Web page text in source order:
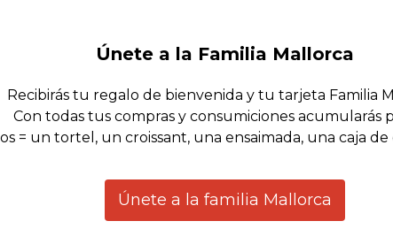
Únete a la Familia Mallorca
Recibirás tu regalo de bienvenida y tu tarjeta Familia
Con todas tus compras y consumiciones acumularás
= un tortel, un croissant, una ensaimada, una caja
Únete a la familia Mallorca